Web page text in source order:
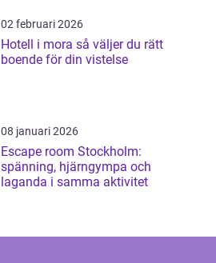
02 februari 2026
Hotell i mora så väljer du rätt
boende för din vistelse
08 januari 2026
Escape room Stockholm:
spänning, hjärngympa och
laganda i samma aktivitet